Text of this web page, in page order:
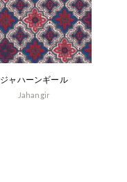
ジャハーンギール
Jahangir